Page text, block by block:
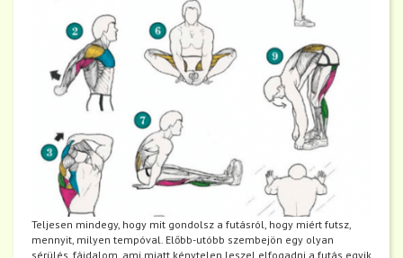
Teljesen mindegy, hogy mit gondolsz a futásról, hogy miért futsz,
mennyit, milyen tempóval. Előbb-utóbb szembejön egy olyan
sérülés, fájdalom, ami miatt kénytelen leszel elfogadni a futás egyik